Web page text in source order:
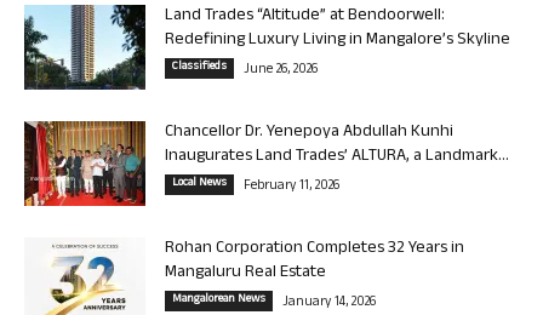
Land Trades “Altitude” at Bendoorwell:
Redefining Luxury Living in Mangalore’s Skyline
Classifieds June 26, 2026
Chancellor Dr. Yenepoya Abdullah Kunhi
Inaugurates Land Trades’ ALTURA, a Landmark...
Local News February 11, 2026
Rohan Corporation Completes 32 Years in
Mangaluru Real Estate
Mangalorean News January 14, 2026